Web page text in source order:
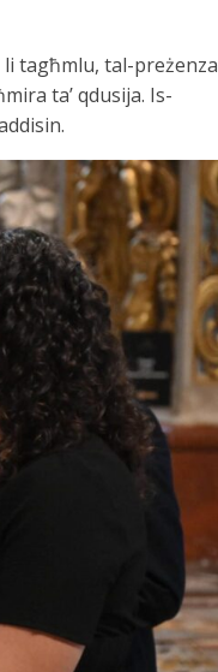
tagħmlu, tal-preżenza
ta’ qdusija. Is-